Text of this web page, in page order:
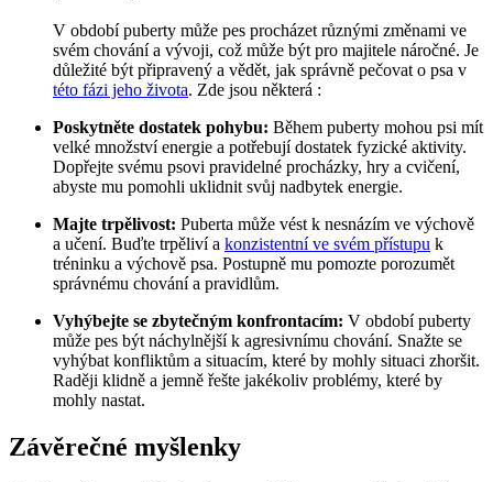
V období puberty může pes procházet různými změnami ve
svém chování a vývoji, což může být pro majitele náročné. Je
důležité být připravený a vědět, jak správně pečovat o psa v
této fázi jeho života. Zde jsou některá :
Poskytněte dostatek pohybu: Během puberty mohou psi mít
velké množství energie a potřebují dostatek fyzické aktivity.
Dopřejte svému psovi pravidelné procházky, hry a cvičení,
abyste mu pomohli uklidnit svůj nadbytek energie.
Majte trpělivost: Puberta může vést k nesnázím ve výchově
a učení. Buďte trpěliví a konzistentní ve svém přístupu k
tréninku a výchově psa. Postupně mu pomozte porozumět
správnému chování a pravidlům.
Vyhýbejte se zbytečným konfrontacím: V období puberty
může pes být náchylnější k agresivnímu chování. Snažte se
vyhýbat konfliktům a situacím, které by mohly situaci zhoršit.
Raději klidně a jemně řešte jakékoliv problémy, které by
mohly nastat.
Závěrečné myšlenky